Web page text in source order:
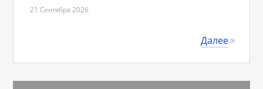
21 Сентября 2026
Далее